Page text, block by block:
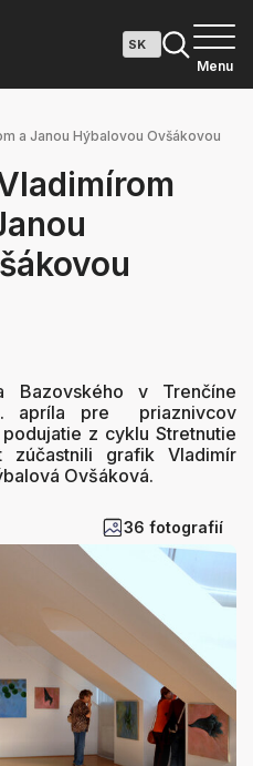
Menu
a Janou Hýbalovou Ovšákovou
Bazovského v Trenčíne
apríla pre priaznivcov
z cyklu Stretnutie
zúčastnili grafik Vladimír
Ovšáková.
36 fotografií